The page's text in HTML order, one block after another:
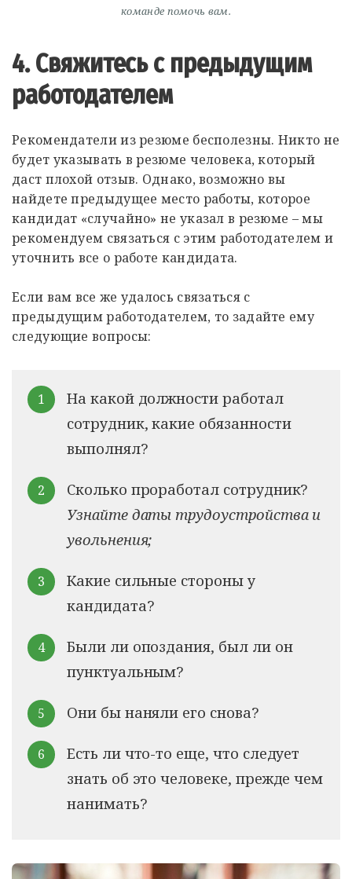
команде помочь вам.
4. Свяжитесь с предыдущим
работодателем
Рекомендатели из резюме бесполезны. Никто не
будет указывать в резюме человека, который
даст плохой отзыв. Однако, возможно вы
найдете предыдущее место работы, которое
кандидат «случайно» не указал в резюме – мы
рекомендуем связаться с этим работодателем и
уточнить все о работе кандидата.
Если вам все же удалось связаться с
предыдущим работодателем, то задайте ему
следующие вопросы:
На какой должности работал
сотрудник, какие обязанности
выполнял?
Сколько проработал сотрудник?
Узнайте даты трудоустройства и
увольнения;
Какие сильные стороны у
кандидата?
Были ли опоздания, был ли он
пунктуальным?
Они бы наняли его снова?
Есть ли что-то еще, что следует
знать об это человеке, прежде чем
нанимать?